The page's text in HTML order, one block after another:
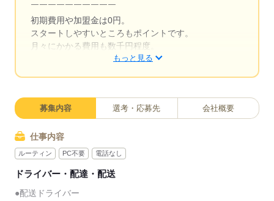
￣￣￣￣￣￣￣￣￣￣
初期費用や加盟金は0円。
スタートしやすいところもポイントです。
月々にかかる費用も数千円程度。
採用から10日～2週間ほどで
●平均月収55万円以上
￣￣￣￣￣￣￣￣￣￣
売上の90％～95%を支給しており、
もっと見る
募集内容 選考・応募先 会社概要
仕事内容
ルーティン PC不要 電話なし
ドライバー・配達・配送
●配送ドライバー